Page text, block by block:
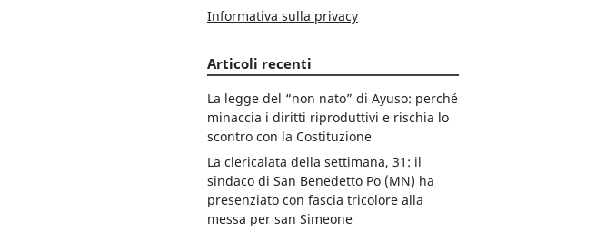
Informativa sulla privacy
Articoli recenti
La legge del “non nato” di Ayuso: perché
minaccia i diritti riproduttivi e rischia lo
scontro con la Costituzione
La clericalata della settimana, 31: il
sindaco di San Benedetto Po (MN) ha
presenziato con fascia tricolore alla
messa per san Simeone